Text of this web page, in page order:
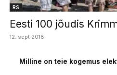
RS
Eesti 100 jõudis
12. sept 2018
Milline on teie kogemus